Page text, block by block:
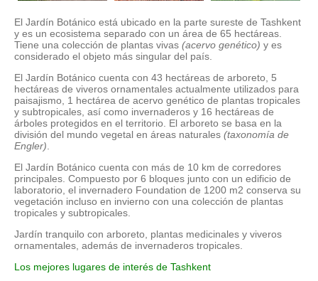
El Jardín Botánico está ubicado en la parte sureste de Tashkent
y es un ecosistema separado con un área de 65 hectáreas.
Tiene una colección de plantas vivas (acervo genético) y es
considerado el objeto más singular del país.
El Jardín Botánico cuenta con 43 hectáreas de arboreto, 5
hectáreas de viveros ornamentales actualmente utilizados para
paisajismo, 1 hectárea de acervo genético de plantas tropicales
y subtropicales, así como invernaderos y 16 hectáreas de
árboles protegidos en el territorio. El arboreto se basa en la
división del mundo vegetal en áreas naturales (taxonomía de
Engler)
El Jardín Botánico cuenta con más de 10 km de corredores
principales. Compuesto por 6 bloques junto con un edificio de
laboratorio, el invernadero Foundation de 1200 m2 conserva su
vegetación incluso en invierno con una colección de plantas
tropicales y subtropicales.
Jardín tranquilo con arboreto, plantas medicinales y viveros
ornamentales, además de invernaderos tropicales.
Los mejores lugares de interés de Tashkent